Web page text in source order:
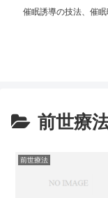
催眠誘導の技法、催
前世療
前世療法